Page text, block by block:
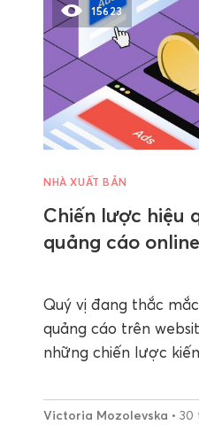
15623
NHÀ XUẤT BẢN
Chiến lược hiệu
quảng cáo online
Quý vị đang thắc
quảng cáo trên
những chiến lược
Victoria Mozolevska •